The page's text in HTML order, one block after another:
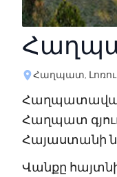
Հաղպատ,
Հաղպատ
Հայաստանի
Վանքը